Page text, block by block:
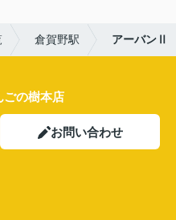
倉賀野駅 アーバンⅡ
ごの樹本店
お問い合わせ